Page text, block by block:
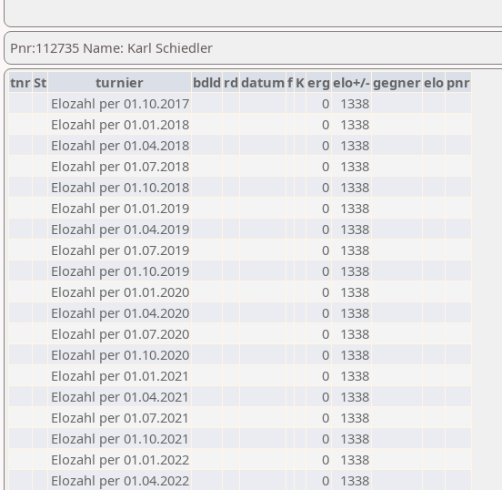
Pnr:112735 Name: Karl Schiedler
tnrSt turnier bdld rd datumf Kerg elo+/-gegnerelo pnr
Elozahl per 01.10.2017
0
1338
Elozahl per 01.01.2018
0
1338
Elozahl per 01.04.2018
0
1338
Elozahl per 01.07.2018
0
1338
Elozahl per 01.10.2018
0
1338
Elozahl per 01.01.2019
0
1338
Elozahl per 01.04.2019
0
1338
Elozahl per 01.07.2019
0
1338
Elozahl per 01.10.2019
0
1338
Elozahl per 01.01.2020
0
1338
Elozahl per 01.04.2020
0
1338
Elozahl per 01.07.2020
0
1338
Elozahl per 01.10.2020
0
1338
Elozahl per 01.01.2021
0
1338
Elozahl per 01.04.2021
0
1338
Elozahl per 01.07.2021
0
1338
Elozahl per 01.10.2021
0
1338
Elozahl per 01.01.2022
0
1338
Elozahl per 01.04.2022
0
1338